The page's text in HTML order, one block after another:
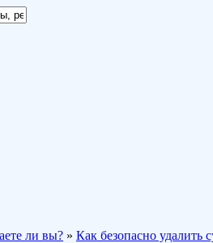
ли вы? » Как безопасно удалить